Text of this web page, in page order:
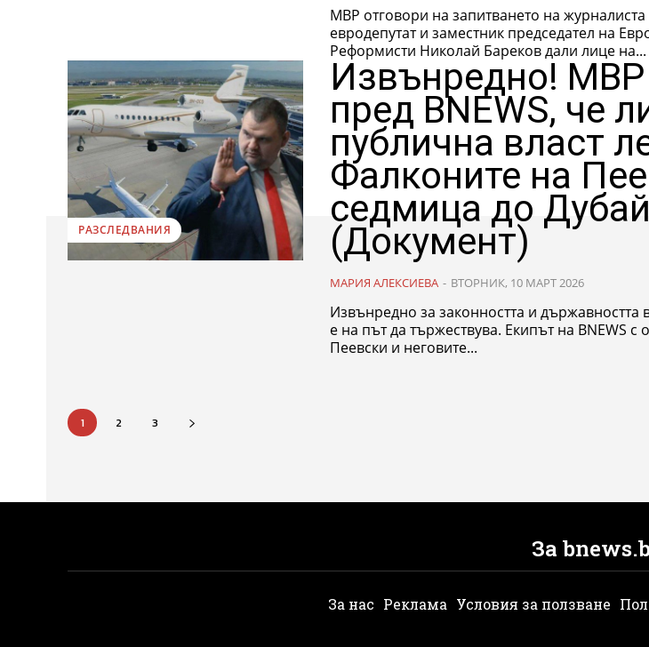
МВР отговори на запитването на
евродепутат и заместник председател на
Реформисти Николай Бареков дали лице на...
РАЗСЛЕДВАНИЯ
Извънредно!
пред BNEWS, че
публична власт
Фалконите на
седмица до
(Документ)
МАРИЯ АЛЕКСИЕВА - ВТОРНИК, 10 МАРТ 2026
Извънредно за законността и държавността
е на път да тържествува. Екипът на BNEWS
Пеевски и неговите...
1 2 3
За
За нас Реклама Условия за ползване